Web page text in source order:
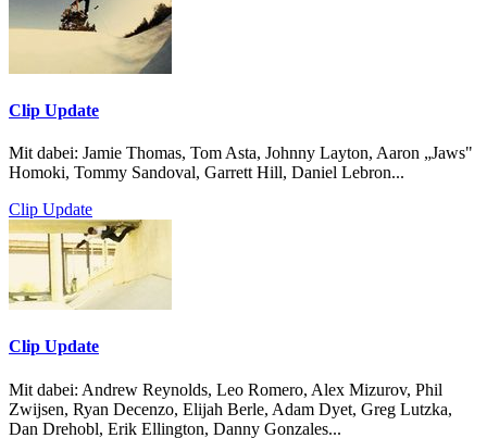
Clip Update
Mit dabei: Jamie Thomas, Tom Asta, Johnny Layton, Aaron „Jaws"
Homoki, Tommy Sandoval, Garrett Hill, Daniel Lebron...
Clip Update
Clip Update
Mit dabei: Andrew Reynolds, Leo Romero, Alex Mizurov, Phil
Zwijsen, Ryan Decenzo, Elijah Berle, Adam Dyet, Greg Lutzka,
Dan Drehobl, Erik Ellington, Danny Gonzales...